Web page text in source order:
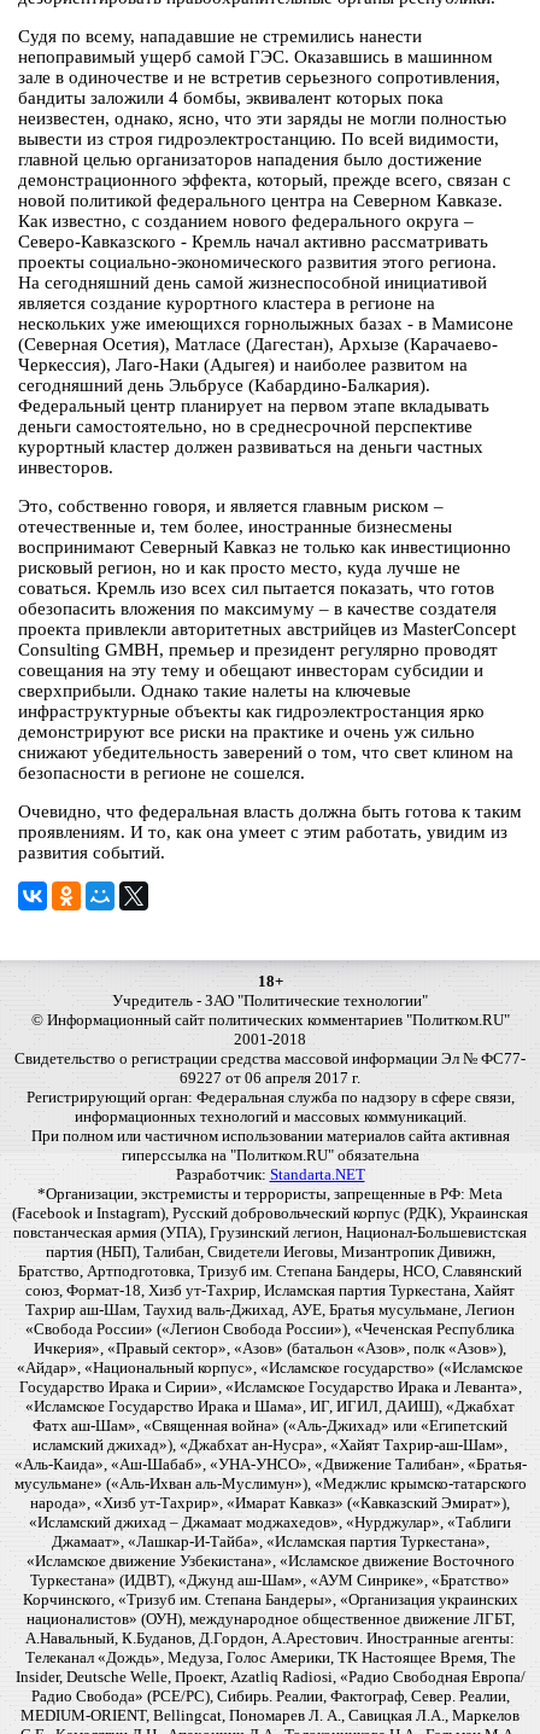
Судя по всему, нападавшие не стремились нанести
непоправимый ущерб самой ГЭС. Оказавшись в машинном
зале в одиночестве и не встретив серьезного сопротивления,
бандиты заложили 4 бомбы, эквивалент которых пока
неизвестен, однако, ясно, что эти заряды не могли полностью
вывести из строя гидроэлектростанцию. По всей видимости,
главной целью организаторов нападения было достижение
демонстрационного эффекта, который, прежде всего, связан с
новой политикой федерального центра на Северном Кавказе.
Как известно, с созданием нового федерального округа –
Северо-Кавказского - Кремль начал активно рассматривать
проекты социально-экономического развития этого региона.
На сегодняшний день самой жизнеспособной инициативой
является создание курортного кластера в регионе на
нескольких уже имеющихся горнолыжных базах - в Мамисоне
(Северная Осетия), Матласе (Дагестан), Архызе (Карачаево-
Черкессия), Лаго-Наки (Адыгея) и наиболее развитом на
сегодняшний день Эльбрусе (Кабардино-Балкария).
Федеральный центр планирует на первом этапе вкладывать
деньги самостоятельно, но в среднесрочной перспективе
курортный кластер должен развиваться на деньги частных
инвесторов.
Это, собственно говоря, и является главным риском –
отечественные и, тем более, иностранные бизнесмены
воспринимают Северный Кавказ не только как инвестиционно
рисковый регион, но и как просто место, куда лучше не
соваться. Кремль изо всех сил пытается показать, что готов
обезопасить вложения по максимуму – в качестве создателя
проекта привлекли авторитетных австрийцев из MasterConcept
Consulting GMBH, премьер и президент регулярно проводят
совещания на эту тему и обещают инвесторам субсидии и
сверхприбыли. Однако такие налеты на ключевые
инфраструктурные объекты как гидроэлектростанция ярко
демонстрируют все риски на практике и очень уж сильно
снижают убедительность заверений о том, что свет клином на
безопасности в регионе не сошелся.
Очевидно, что федеральная власть должна быть готова к таким
проявлениям. И то, как она умеет с этим работать, увидим из
развития событий.
18+
Учредитель - ЗАО "Политические технологии"
© Информационный сайт политических комментариев "Политком.RU"
2001-2018
Свидетельство о регистрации средства массовой информации Эл № ФС77-
69227 от 06 апреля 2017 г.
Регистрирующий орган: Федеральная служба по надзору в сфере связи,
информационных технологий и массовых коммуникаций.
При полном или частичном использовании материалов сайта активная
гиперссылка на "Политком.RU" обязательна
Разработчик: Standarta.NET
*Организации, экстремисты и террористы, запрещенные в РФ: Meta
(Facebook и Instagram), Русский добровольческий корпус (РДК), Украинская
повстанческая армия (УПА), Грузинский легион, Национал-Большевистская
партия (НБП), Талибан, Свидетели Иеговы, Мизантропик Дивижн,
Братство, Артподготовка, Тризуб им. Степана Бандеры, НСО, Славянский
союз, Формат-18, Хизб ут-Тахрир, Исламская партия Туркестана, Хайят
Тахрир аш-Шам, Таухид валь-Джихад, АУЕ, Братья мусульмане, Легион
«Свобода России» («Легион Свобода России»), «Чеченская Республика
Ичкерия», «Правый сектор», «Азов» (батальон «Азов», полк «Азов»),
«Айдар», «Национальный корпус», «Исламское государство» («Исламское
Государство Ирака и Сирии», «Исламское Государство Ирака и Леванта»,
«Исламское Государство Ирака и Шама», ИГ, ИГИЛ, ДАИШ), «Джабхат
Фатх аш-Шам», «Священная война» («Аль-Джихад» или «Египетский
исламский джихад»), «Джабхат ан-Нусра», «Хайят Тахрир-аш-Шам»,
«Аль-Каида», «Аш-Шабаб», «УНА-УНСО», «Движение Талибан», «Братья-
мусульмане» («Аль-Ихван аль-Муслимун»), «Меджлис крымско-татарского
народа», «Хизб ут-Тахрир», «Имарат Кавказ» («Кавказский Эмират»),
«Исламский джихад – Джамаат моджахедов», «Нурджулар», «Таблиги
Джамаат», «Лашкар-И-Тайба», «Исламская партия Туркестана»,
«Исламское движение Узбекистана», «Исламское движение Восточного
Туркестана» (ИДВТ), «Джунд аш-Шам», «АУМ Синрике», «Братство»
Корчинского, «Тризуб им. Степана Бандеры», «Организация украинских
националистов» (ОУН), международное общественное движение ЛГБТ,
А.Навальный, К.Буданов, Д.Гордон, А.Арестович. Иностранные агенты:
Телеканал «Дождь», Медуза, Голос Америки, ТК Настоящее Время, The
Insider, Deutsche Welle, Проект, Azatliq Radiosi, «Радио Свободная Европа/
Радио Свобода» (PCE/PC), Сибирь. Реалии, Фактограф, Север. Реалии,
MEDIUM-ORIENT, Bellingcat, Пономарев Л. А., Савицкая Л.А., Маркелов